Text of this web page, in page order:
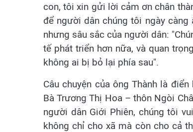
con, tôi xin gửi lời cảm ơn chân
để người dân chúng tôi ngày
nhưng sâu sắc của người dân:
tế phát triển hơn nữa, và quan
không ai bị bỏ lại phía sau".
Câu chuyện của ông Thành là
Bà Trương Thị Hoa – thôn Ngòi
người dân Giới Phiên, chúng tôi
không chỉ cho xã mà còn cho cả